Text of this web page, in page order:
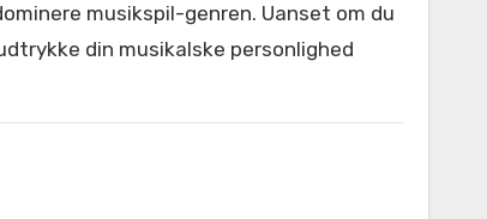
musikspil-genren. Uanset om du
din musikalske personlighed